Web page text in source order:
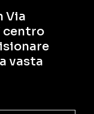
Via
centro
vasta